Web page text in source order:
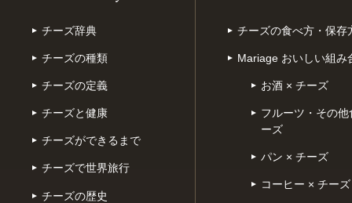
チーズ辞典
チーズの種類
チーズの定義
チーズと健康
チーズができるまで
チーズで世界旅行
チーズの歴史
チーズの食べ方・保存
Mariage おいしい組み
お酒 × チーズ
フルーツ・その
ーズ
パン × チーズ
コーヒー × チーズ